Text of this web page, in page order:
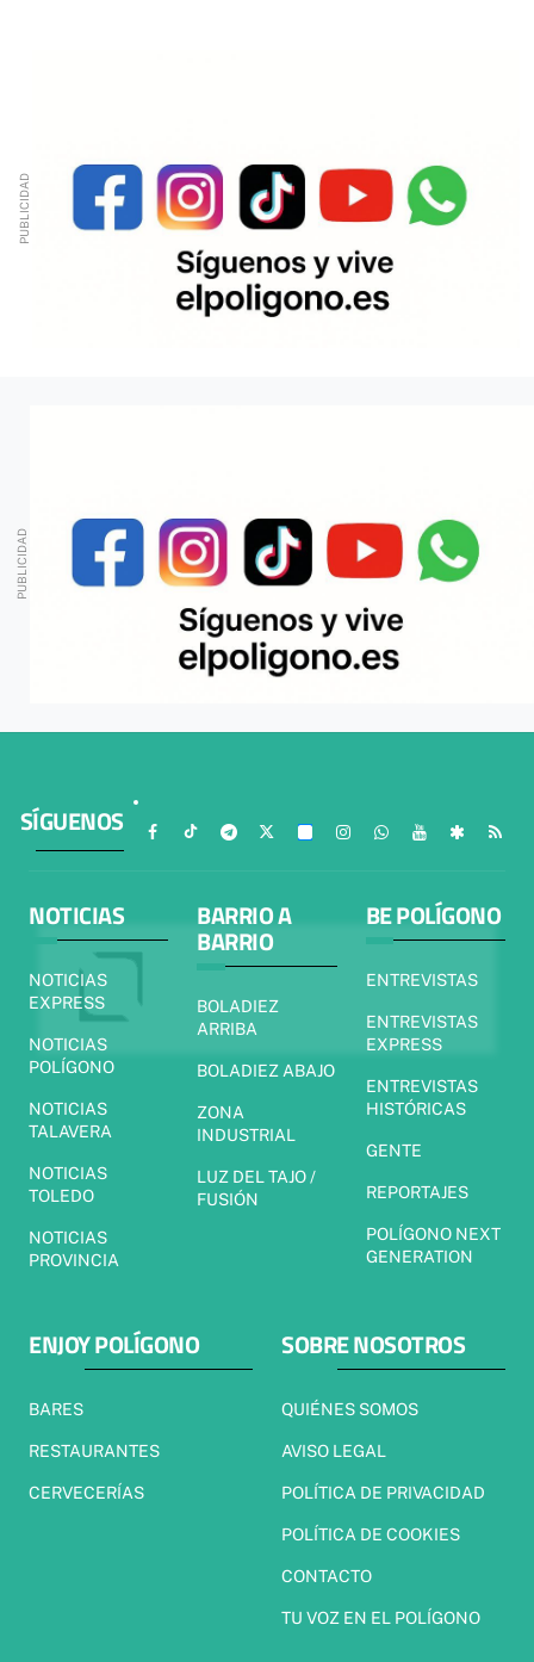
SÍGUENOS
NOTICIAS
NOTICIAS
EXPRESS
NOTICIAS
POLÍGONO
NOTICIAS
TALAVERA
NOTICIAS
TOLEDO
NOTICIAS
PROVINCIA
BARRIO A
BARRIO
BOLADIEZ
ARRIBA
BOLADIEZ ABAJO
ZONA
INDUSTRIAL
LUZ DEL TAJO /
FUSIÓN
BE POLÍGONO
ENTREVISTAS
ENTREVISTAS
EXPRESS
ENTREVISTAS
HISTÓRICAS
GENTE
REPORTAJES
POLÍGONO NEXT
GENERATION
ENJOY POLÍGONO
BARES
RESTAURANTES
CERVECERÍAS
SOBRE NOSOTROS
QUIÉNES SOMOS
AVISO LEGAL
POLÍTICA DE PRIVACIDAD
POLÍTICA DE COOKIES
CONTACTO
TU VOZ EN EL POLÍGONO